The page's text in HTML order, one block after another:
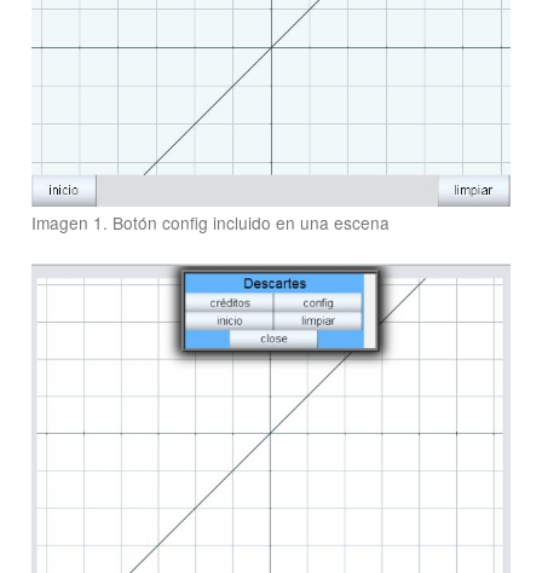
Imagen 1. Botón config incluido en una escena